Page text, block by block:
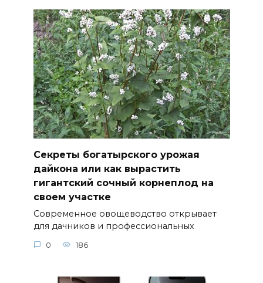
Секреты богатырского урожая
дайкона или как вырастить
гигантский сочный корнеплод на
своем участке
Современное овощеводство открывает
для дачников и профессиональных
0 186